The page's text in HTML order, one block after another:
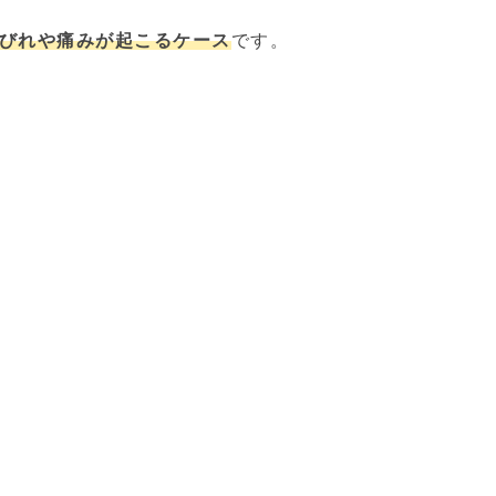
れや痛みが起こるケースです。